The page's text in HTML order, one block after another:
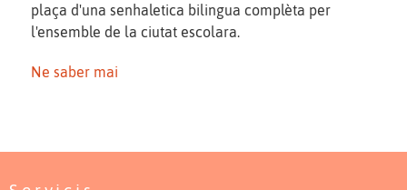
plaça d'una senhaletica bilingua complèta per
l'ensemble de la ciutat escolara.
Ne saber mai